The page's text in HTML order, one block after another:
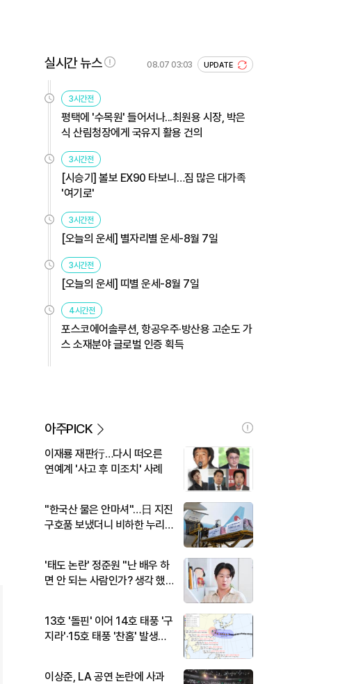
실시간 뉴스 08.07 03:03 UPDATE
3시간전
평택에 '수목원' 들어서나...최원용 시장, 박은
식 산림청장에게 국유지 활용 건의
3시간전
[시승기] 볼보 EX90 타보니…짐 많은 대가족
'여기로'
3시간전
[오늘의 운세] 별자리별 운세-8월 7일
3시간전
[오늘의 운세] 띠별 운세-8월 7일
4시간전
포스코에어솔루션, 항공우주·방산용 고순도 가
스 소재분야 글로벌 인증 획득
아주PICK
이재룡 재판行…다시 떠오른
연예계 '사고 후 미조치' 사례
"한국산 물은 안마셔"…日 지진
구호품 보냈더니 비하한 누리
'태도 논란' 정준원 "난 배우 하
면 안 되는 사람인가? 생각 했
13호 '돌핀' 이어 14호 태풍 '구
지라'·15호 태풍 '찬홈' 발생…
이상준, LA 공연 논란에 사과